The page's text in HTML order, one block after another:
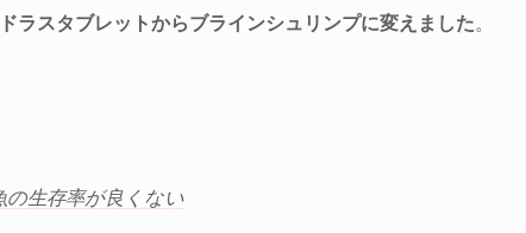
ラスタブレットからブラインシュリンプに変えました。
の生存率が良くない